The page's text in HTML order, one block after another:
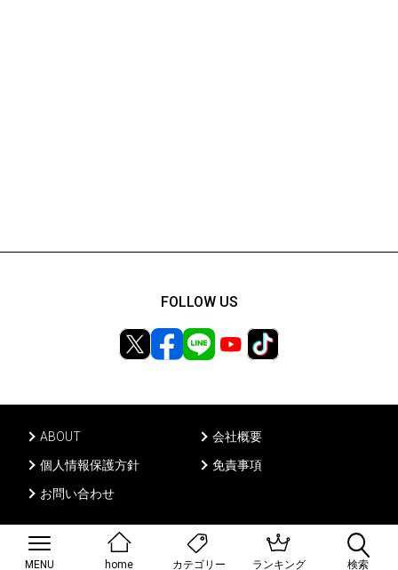
MENU home カテゴリー ランキング 検索
ABOUT
会社概要
個人情報保護方針
免責事項
お問い合わせ
FOLLOW US
Ⓒ PONY CANYON INC, All rights reserved.